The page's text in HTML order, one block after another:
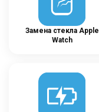
Замена стекла Apple
Watch